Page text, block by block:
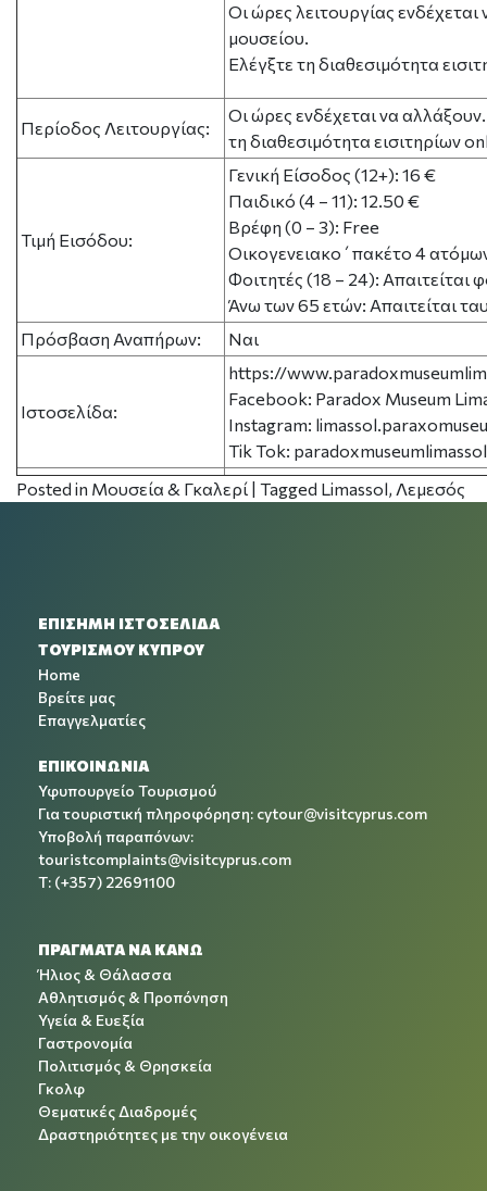
Οι ώρες λειτουργίας
μουσείου.
Ελέγξτε τη διαθεσιμότητα
Περίοδος Λειτουργίας:
Οι ώρες ενδέχεται να
τη διαθεσιμότητα εισιτηρίων
Τιμή Εισόδου:
Γενική Είσοδος (12+): 16 €
Παιδικό (4 – 11): 12.50 €
Βρέφη (0 – 3): Free
Οικογενειακο΄πακέτο 4
Φοιτητές (18 – 24): Απαιτείται
Άνω των 65 ετών: Απαιτείται
Πρόσβαση Αναπήρων:
Ναι
Ιστοσελίδα:
https://
Facebook: Paradox Museum
Instagram:
Tik Tok: paradoxmuseumlimassol
Posted in Μουσεία & Γκαλερί | Tagged Limassol, Λεμεσός
ΕΠΙΣΗΜΗ ΙΣΤΟΣΕΛΙΔΑ
ΤΟΥΡΙΣΜΟΥ ΚΥΠΡΟΥ
Home
Βρείτε μας
Επαγγελματίες
ΕΠΙΚΟΙΝΩΝΙΑ
Υφυπουργείο Τουρισμού
Για τουριστική πληροφόρηση: cytour@visitcyprus.com
Υποβολή παραπόνων:
touristcomplaints@visitcyprus.com
T: (+357) 22691100
ΠΡΑΓΜΑΤΑ ΝΑ ΚΑΝΩ
Ήλιος & Θάλασσα
Αθλητισμός & Προπόνηση
Υγεία & Ευεξία
Γαστρονομία
Πολιτισμός & Θρησκεία
Γκολφ
Θεματικές Διαδρομές
Δραστηριότητες με την οικογένεια